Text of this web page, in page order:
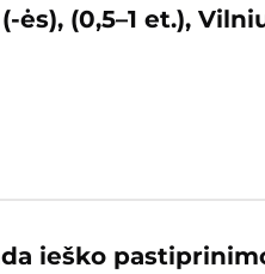
ės), (0,5–1 et.),
ieško